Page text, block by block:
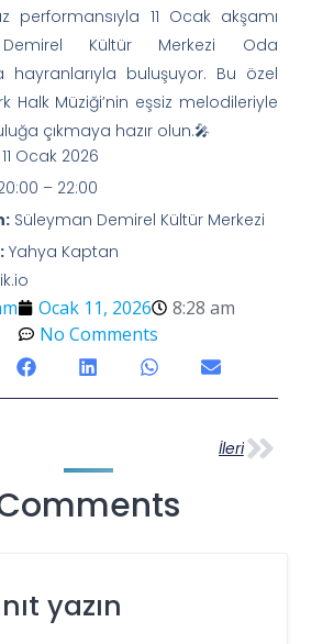
performansıyla 11 Ocak akşamı
Kültür Merkezi Oda
hayranlarıyla buluşuyor. Bu özel
Halk Müziği’nin eşsiz melodileriyle
çıkmaya hazır olun.🎤
11 Ocak 2026
– 22:00
Süleyman Demirel Kültür Merkezi
Yahya Kaptan
Ocak 11, 2026
8:28 am
No Comments
İleri
yazın